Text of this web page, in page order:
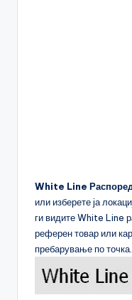
White Line
или изберете ја
ги видите White Line
референ товар или
пребарување по точка.